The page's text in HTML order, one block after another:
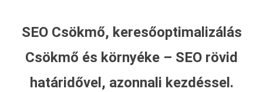
SEO Csökmő, keresőoptimalizálás
Csökmő és környéke – SEO rövid
határidővel, azonnali kezdéssel.